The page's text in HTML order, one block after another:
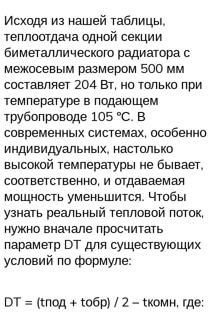
Исходя из нашей таблицы,
теплоотдача одной секции
биметаллического радиатора с
межосевым размером 500 мм
составляет 204 Вт, но только при
температуре в подающем
трубопроводе 105 ºС. В
современных системах, особенно
индивидуальных, настолько
высокой температуры не бывает,
соответственно, и отдаваемая
мощность уменьшится. Чтобы
узнать реальный тепловой поток,
нужно вначале просчитать
параметр DT для существующих
условий по формуле:
DT = (tпод + tобр) / 2 – tкомн, где: